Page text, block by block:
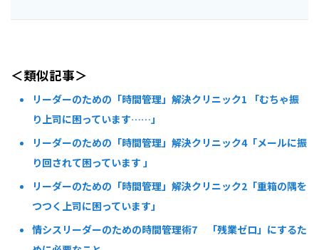
＜類似記事＞
リーダーのための「時間管理」解決クリニック1 「むちゃ振
り上司に困っています……」
リーダーのための「時間管理」解決クリニック4「メールに振
り回されて困っています 」
リーダーのための「時間管理」解決クリニック2「重箱の隅を
つつく上司に困っています」
情シスリーダーのための時間管理術7 「残業ゼロ」にするた